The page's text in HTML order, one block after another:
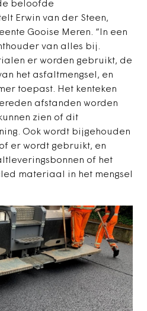
beloofde
Erwin van der Steen,
Gooise Meren. “In een
van alles bij.
er worden gebruikt, de
het asfaltmengsel, en
toepast. Het kenteken
afstanden worden
zien of dit
Ook wordt bijgehouden
er wordt gebruikt, en
of het
materiaal in het mengsel